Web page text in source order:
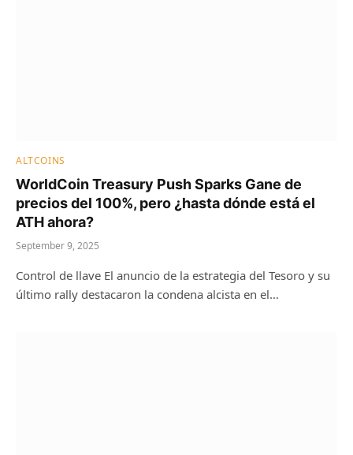
ALTCOINS
WorldCoin Treasury Push Sparks Gane de
precios del 100%, pero ¿hasta dónde está el
ATH ahora?
September 9, 2025
Control de llave El anuncio de la estrategia del Tesoro y su
último rally destacaron la condena alcista en el…